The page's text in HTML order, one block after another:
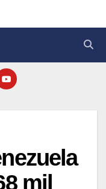
mil